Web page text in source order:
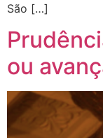
São […]
ou